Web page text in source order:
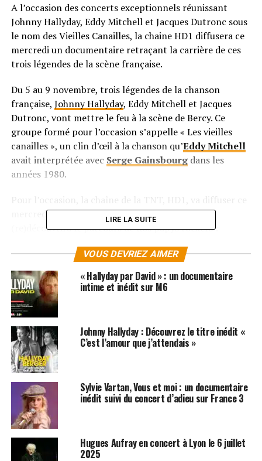
A l’occasion des concerts exceptionnels réunissant
Johnny Hallyday, Eddy Mitchell et Jacques Dutronc sous
le nom des Vieilles Canailles, la chaine HD1 diffusera ce
mercredi un documentaire retraçant la carrière de ces
trois légendes de la scène française.
Du 5 au 9 novembre, trois légendes de la chanson
française, Johnny Hallyday, Eddy Mitchell et Jacques
Dutronc, vont mettre le feu à la scène de Bercy. Ce
groupe formé pour l’occasion s’appelle « Les vieilles
canailles », un clin d’œil à la chanson qu’Eddy Mitchell
avait interprétée avec Serge Gainsbourgdans les
années 1980.
mercredi un documentaire à 20h50 où l’on
(re)découvrira le parcours de nos papys rockers :
Ce documentaire événement de 90 minutes baptisé «
Dutronc, Hallyday, Mitchell… Nos vieilles Canailles
» retrace à travers des images d’archive inédites, des
coulisses de leurs concerts historiques, et le témoignage
des proches de
belle amitié, mais aussi le parcours extraordinaire de ces
trois grands artistes et les succès qui ont marqué leurs
carrières.
Parmi les nombreux témoignages qui agrémenteront ce
magnifique reportage, ont retrouvera Jean-Marie
Périer,Etienne Chatiliez
LIRE LA SUITE
VOUS DEVRIEZ AIMER
« Hallyday par David » : un documentaire
intime et inédit sur M6
Johnny Hallyday : Découvrez le titre inédit «
C’est l’amour que j’attendais »
Sylvie Vartan, Vous et moi : un documentaire
inédit suivi du concert d’adieu sur France 3
Hugues Aufray en concert à Lyon le 6 juillet
2025